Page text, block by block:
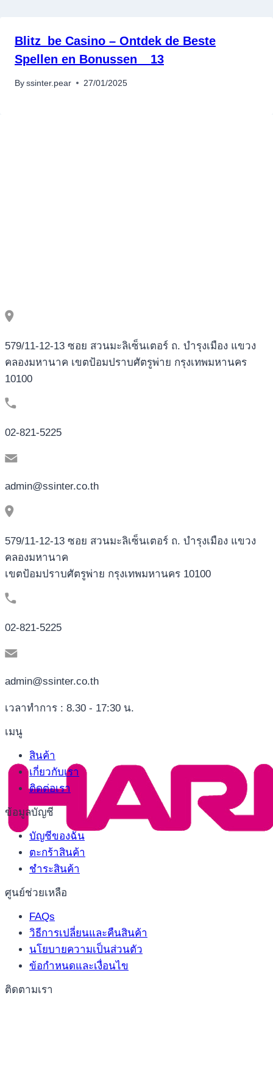
Blitz_be Casino – Ontdek de Beste
Spellen en Bonussen__13
By ssinter.pear 27/01/2025
579/11-12-13 ซอย สวนมะลิเซ็นเตอร์ ถ. บำรุงเมือง แขวง
คลองมหานาค เขตป้อมปราบศัตรูพ่าย กรุงเทพมหานคร
10100
02-821-5225
admin@ssinter.co.th
579/11-12-13 ซอย สวนมะลิเซ็นเตอร์ ถ. บำรุงเมือง แขวง
คลองมหานาค
เขตป้อมปราบศัตรูพ่าย กรุงเทพมหานคร 10100
02-821-5225
admin@ssinter.co.th
เวลาทำการ : 8.30 - 17:30 น.
เมนู
สินค้า
เกี่ยวกับเรา
ติดต่อเรา
ข้อมูลบัญชี
บัญชีของฉัน
ตะกร้าสินค้า
ชำระสินค้า
ศูนย์ช่วยเหลือ
FAQs
วิธีการเปลี่ยนและคืนสินค้า
นโยบายความเป็นส่วนตัว
ข้อกำหนดและเงื่อนไข
ติดตามเรา